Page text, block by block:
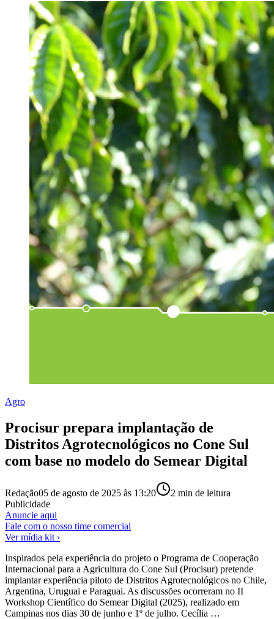
Agro
Procisur prepara implantação de
Distritos Agrotecnológicos no Cone Sul
com base no modelo do Semear Digital
Redação05 de agosto de 2025 às 13:20 2 min de leitura
Publicidade
Anuncie aqui
Fale com o nosso time comercial
Ver mídia kit ›
Inspirados pela experiência do projeto o Programa de Cooperação
Internacional para a Agricultura do Cone Sul (Procisur) pretende
implantar experiência piloto de Distritos Agrotecnológicos no Chile,
Argentina, Uruguai e Paraguai. As discussões ocorreram no II
Workshop Científico do Semear Digital (2025), realizado em
Campinas nos dias 30 de junho e 1º de julho. Cecília …